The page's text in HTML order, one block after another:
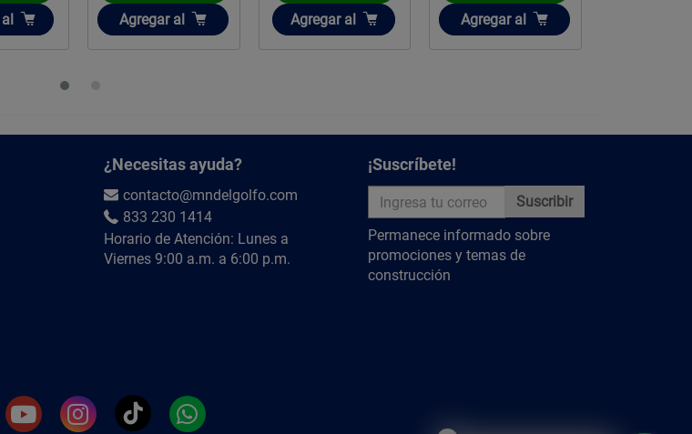
al
Añadir
Agregar al
Añadir
Agregar al
Añadir
Agregar al
¿Necesitas ayuda?
contacto@mndelgolfo.com
833 230 1414
Horario de Atención: Lunes a
Viernes 9:00 a.m. a 6:00 p.m.
¡Suscríbete!
Suscribir
Permanece informado sobre
promociones y temas de
construcción